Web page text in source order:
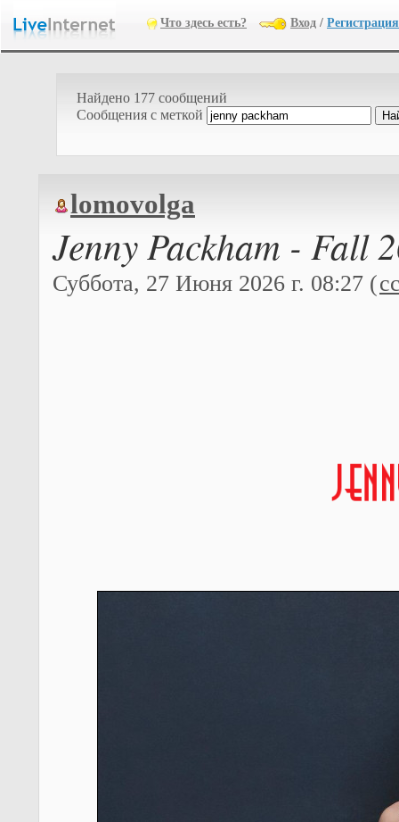
Что здесь есть? Вход / Регистрация
Найдено 177 сообщений
Cообщения с меткой
lomovolga
Jenny Packham - Fall
Суббота, 27 Июня 2026 г. 08:27 (